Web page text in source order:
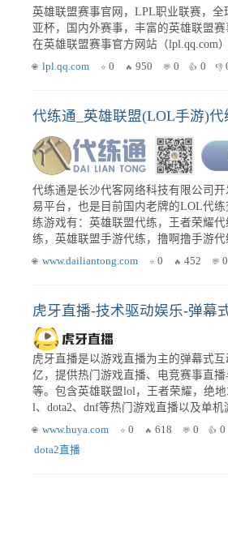
英雄联盟赛事官网，LPL职业联赛，
亚杯，国内外赛事，丰富的英雄联盟
在英雄联盟赛事官方网站（lpl.qq.com）
lpl.qq.com 0 950 0 0
代练通是长沙代客网络科技有限公司
易平台，也是目前国内老牌的LOL代
练游戏有：英雄联盟代练，王者荣耀
练，英雄联盟手游代练，撸啊撸手游代
www.dailiantong.com 0 452 0
虎牙直播-技术驱动娱乐-弹幕
虎牙直播是以游戏直播为主的弹幕式
亿，提供热门游戏直播、电竞赛事直
等。包含英雄联盟lol，王者荣耀，绝
l、dota2、dnf等热门游戏直播以及单机
www.huya.com 0 618 0 0
dota2直播